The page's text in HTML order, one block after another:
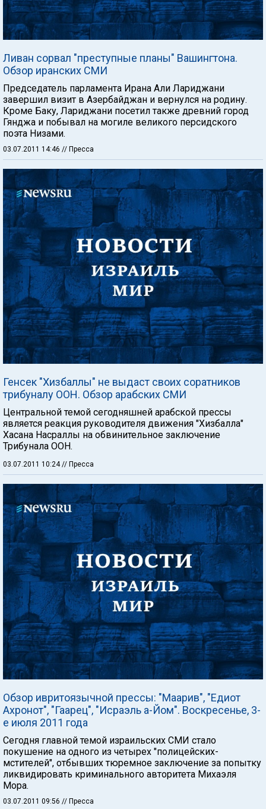
Ливан сорвал "преступные планы" Вашингтона.
Обзор иранских СМИ
Председатель парламента Ирана Али Лариджани
завершил визит в Азербайджан и вернулся на родину.
Кроме Баку, Лариджани посетил также древний город
Гянджа и побывал на могиле великого персидского
поэта Низами.
03.07.2011 14:46 // Пресса
Генсек "Хизбаллы" не выдаст своих соратников
трибуналу ООН. Обзор арабских СМИ
Центральной темой сегодняшней арабской прессы
является реакция руководителя движения "Хизбалла"
Хасана Насраллы на обвинительное заключение
Трибунала ООН.
03.07.2011 10:24// Пресса
Обзор ивритоязычной прессы: "Маарив", "Едиот
Ахронот", "Гаарец", "Исраэль а-Йом". Воскресенье, 3-
е июля 2011 года
Сегодня главной темой израильских СМИ стало
покушение на одного из четырех "полицейских-
мстителей", отбывших тюремное заключение за попытку
ликвидировать криминального авторитета Михаэля
Мора.
03.07.2011 09:56 // Пресса